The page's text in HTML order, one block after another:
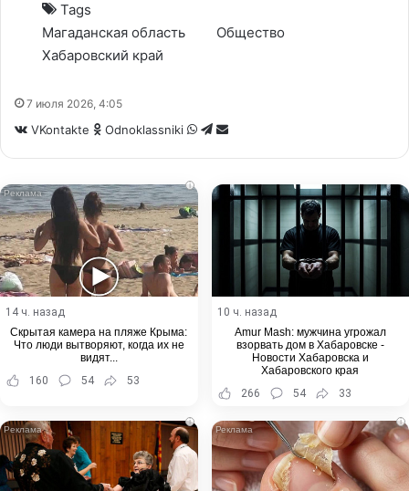
Tags
Магаданская область
Общество
Хабаровский край
7 июля 2026, 4:05
VKontakte Odnoklassniki WhatsApp
Telegram
Share
i
14 ч. назад
Скрытая камера на пляже Крыма:
Что люди вытворяют, когда их не
видят...
160
54 53
10 ч. назад
Amur Mash: мужчина угрожал
взорвать дом в Хабаровске -
Новости Хабаровска и
Хабаровского края
266
54 33
i i